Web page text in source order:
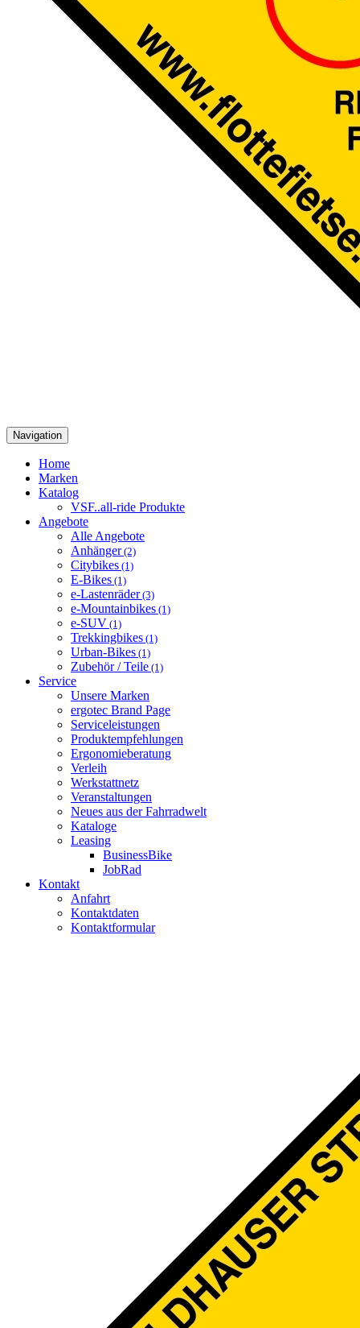
Navigation
Home
Marken
Katalog
VSF..all-ride Produkte
Angebote
Alle Angebote
Anhänger(2)
Citybikes (1)
E-Bikes (1)
e-Lastenräder(3)
e-Mountainbikes (1)
e-SUV (1)
Trekkingbikes (1)
Urban-Bikes (1)
Zubehör / Teile (1)
Service
Unsere Marken
ergotec Brand Page
Serviceleistungen
Produktempfehlungen
Ergonomieberatung
Verleih
Werkstattnetz
Veranstaltungen
Neues aus der Fahrradwelt
Kataloge
Leasing
BusinessBike
JobRad
Kontakt
Anfahrt
Kontaktdaten
Kontaktformular